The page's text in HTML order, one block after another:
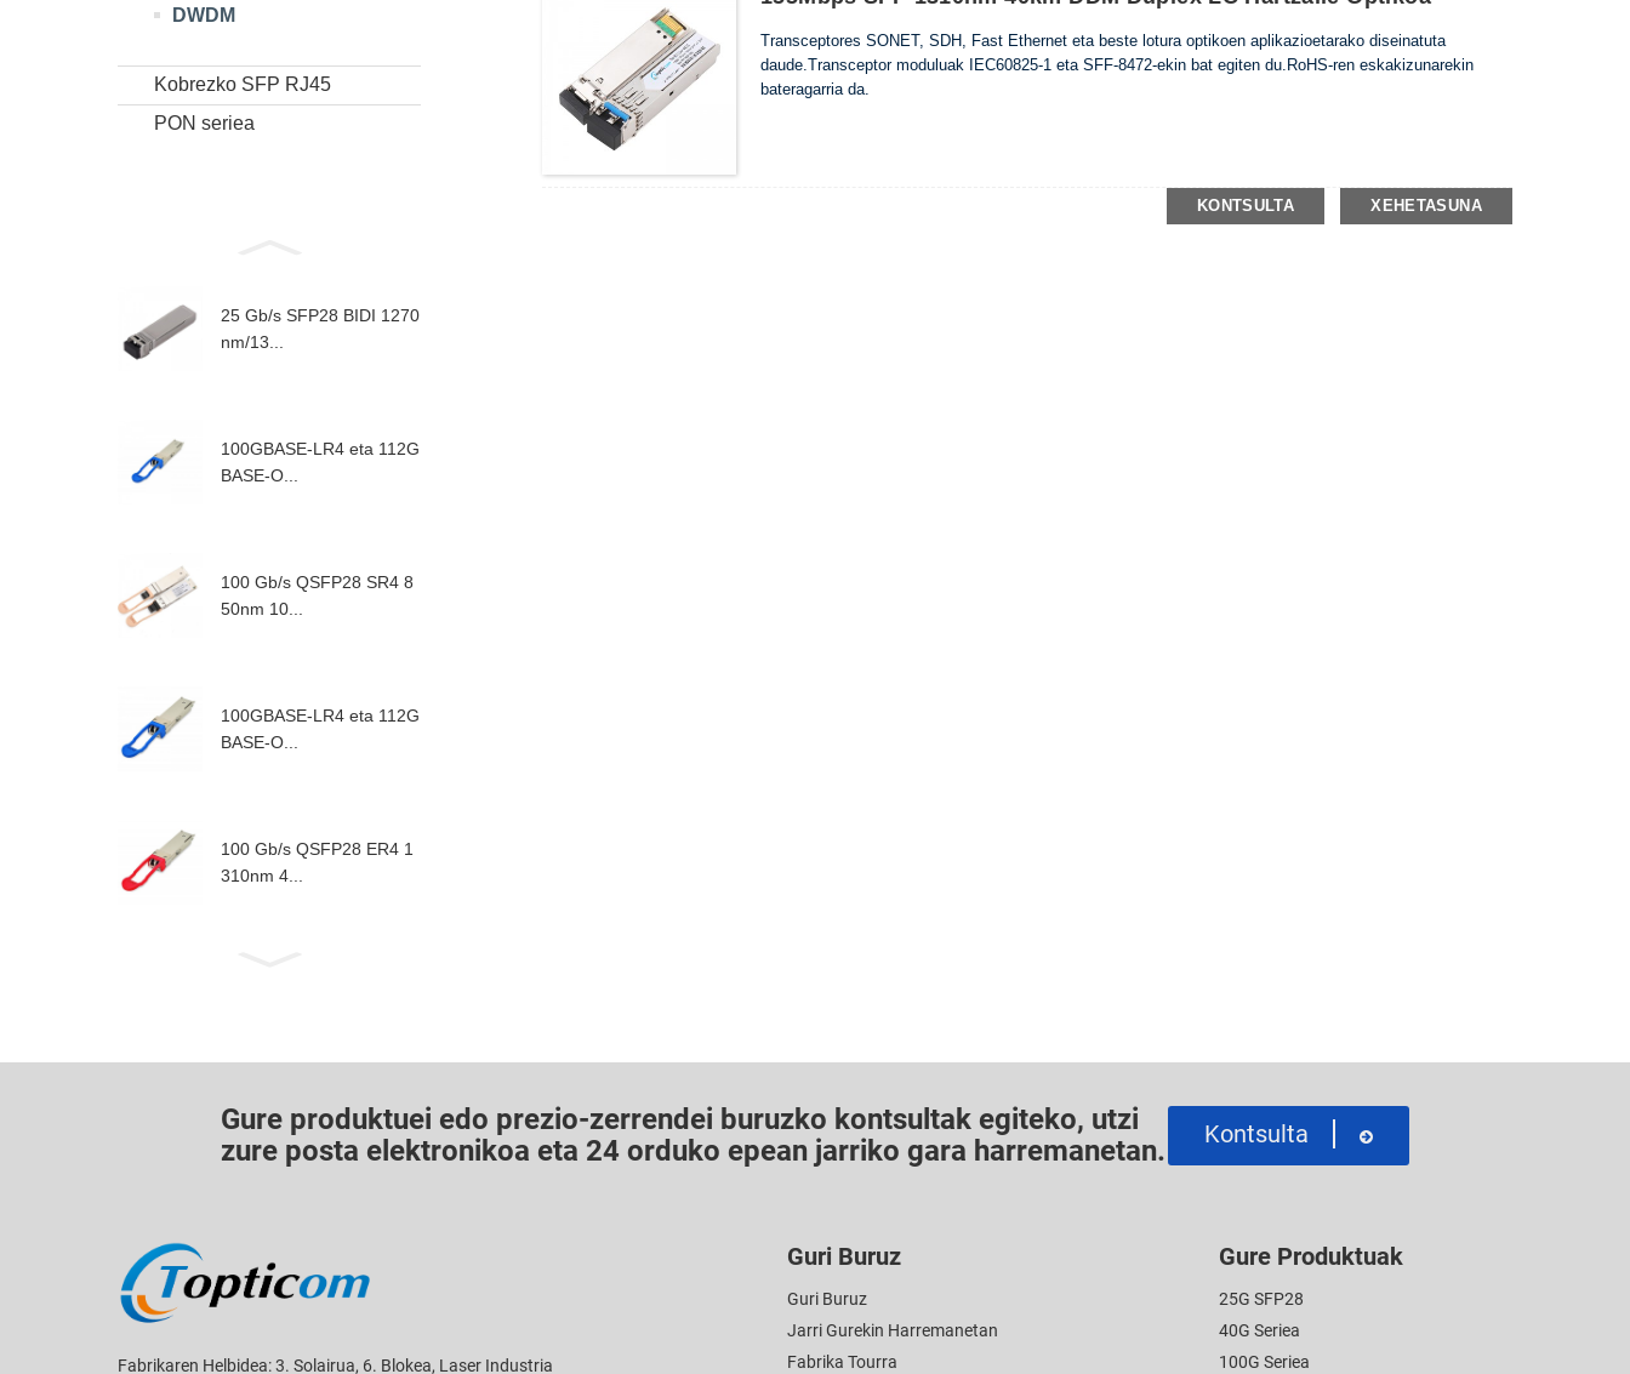
DWDM
Kobrezko SFP RJ45
PON seriea
25 Gb/s SFP28 BIDI 1270
nm/13...
100GBASE-LR4 eta 112G
BASE-O...
100 Gb/s QSFP28 SR4 8
50nm 10...
100GBASE-LR4 eta 112G
BASE-O...
100 Gb/s QSFP28 ER4 1
310nm 4...
Transceptores SONET, SDH, Fast Ethernet eta beste lotura optikoen aplikazioetarako diseinatuta
daude.Transceptor moduluak IEC60825-1 eta SFF-8472-ekin bat egiten du.RoHS-ren eskakizunarekin
bateragarria da.
KONTSULTA XEHETASUNA
Gure produktuei edo prezio-zerrendei buruzko kontsultak egiteko, utzi
zure posta elektronikoa eta 24 orduko epean jarriko gara harremanetan.
Kontsulta
Fabrikaren Helbidea: 3. Solairua, 6. Blokea, Laser Industria
Guri Buruz
Guri Buruz
Jarri Gurekin Harremanetan
Fabrika Tourra
Gure Produktuak
25G SFP28
40G Seriea
100G Seriea